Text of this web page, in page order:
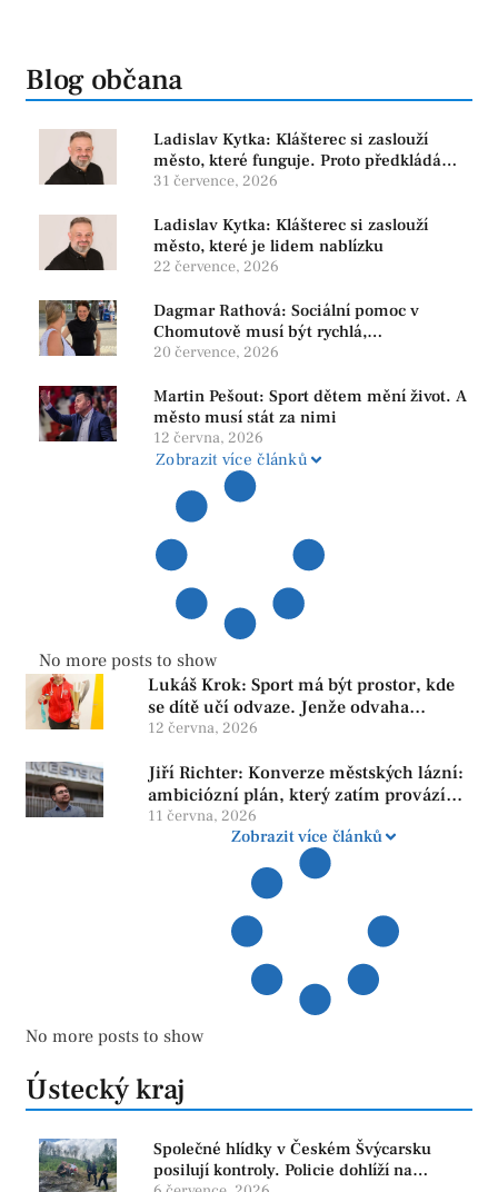
Blog občana
Ladislav Kytka: Klášterec si zaslouží
město, které funguje. Proto předkládáme
program, který řeší skutečné problémy
31 července, 2026
Ladislav Kytka: Klášterec si zaslouží
město, které je lidem nablízku
22 července, 2026
Dagmar Rathová: Sociální pomoc v
Chomutově musí být rychlá,
srozumitelná a férová. Ne udržovat lidi v
20 července, 2026
Martin Pešout: Sport dětem mění život. A
město musí stát za nimi
12 června, 2026
Zobrazit více článků
No more posts to show
Lukáš Krok: Sport má být prostor, kde
se dítě učí odvaze. Jenže odvaha
neroste tam, kde se bojí udělat chybu.
12 června, 2026
Jiří Richter: Konverze městských lázní:
ambiciózní plán, který zatím provází
více otazníků než jistot
11 června, 2026
Zobrazit více článků
No more posts to show
Ústecký kraj
Společné hlídky v Českém Švýcarsku
posilují kontroly. Policie dohlíží na